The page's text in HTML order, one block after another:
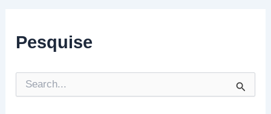
Pesquise
e